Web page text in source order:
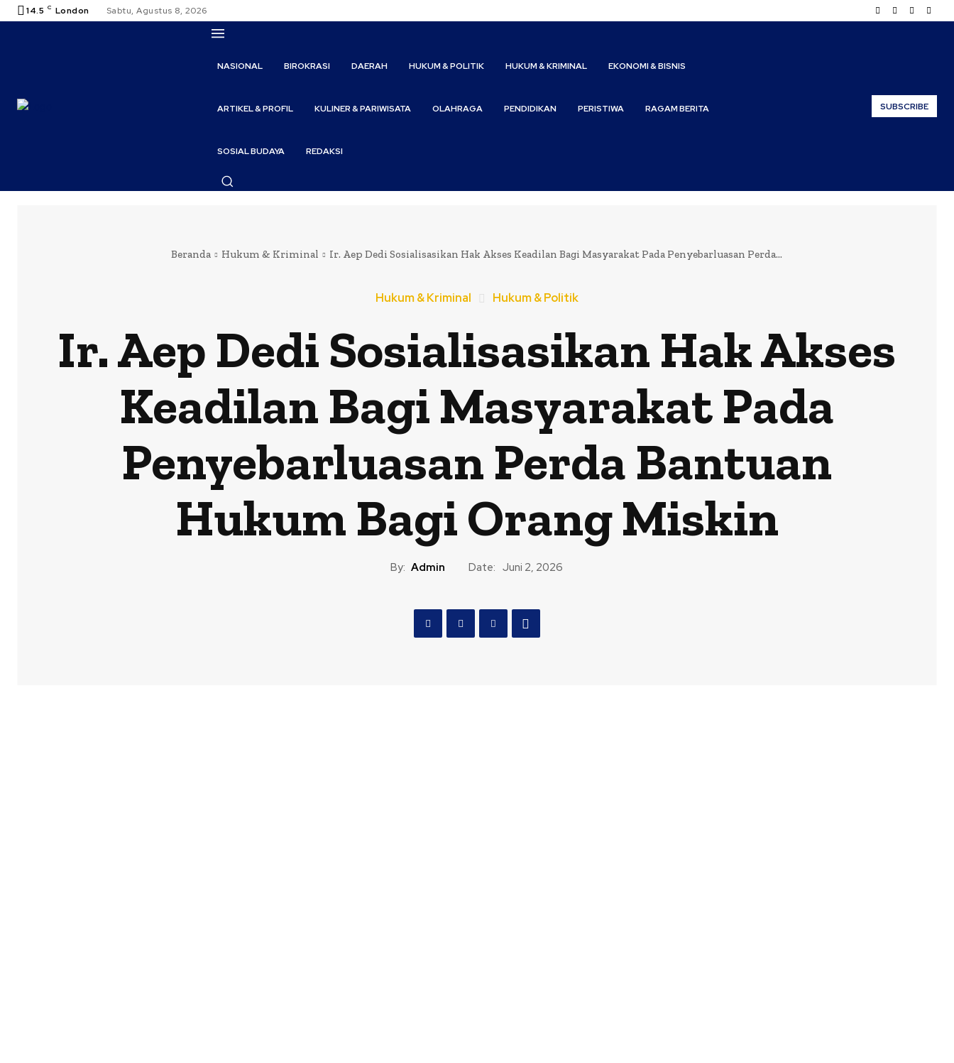
14.5 C London Sabtu, Agustus 8, 2026
NASIONAL BIROKRASI DAERAH HUKUM & POLITIK HUKUM & KRIMINAL EKONOMI & BISNIS
ARTIKEL & PROFIL KULINER & PARIWISATA OLAHRAGA PENDIDIKAN PERISTIWA RAGAM BERITA
SOSIAL BUDAYA REDAKSI
SUBSCRIBE
Beranda Hukum & Kriminal Ir. Aep Dedi Sosialisasikan Hak Akses Keadilan Bagi Masyarakat Pada Penyebarluasan Perda...
Hukum & Kriminal Hukum & Politik
Ir. Aep Dedi Sosialisasikan Hak Akses
Keadilan Bagi Masyarakat Pada
Penyebarluasan Perda Bantuan
Hukum Bagi Orang Miskin
By: Admin Date: Juni 2, 2026